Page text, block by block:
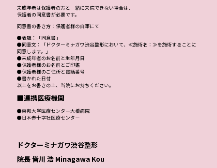
未成年者は保護者の方と一緒に来院できない場合は、
保護者の同意書が必要です。
同意書の書き方：保護者様の自筆にて
●表題：「同意書」
●同意文：「ドクターミナガワ渋谷整形において、≪施術名：≫を施術することに
同意します。」
●未成年者のお名前と生年月日
●保護者様のお名前とご印鑑
●保護者様のご住所と電話番号
●書かれた日付
以上をお書きの上、当院にお持ちください。
■連携医療機関
●東邦大学医療センター大橋病院
●日本赤十字社医療センター
ドクターミナガワ渋谷整形
院長 皆川 浩 Minagawa Kou